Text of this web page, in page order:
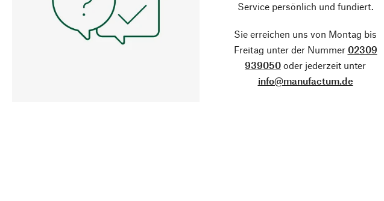
Service persönlich und fundiert.
Sie erreichen uns von Montag bis
Freitag unter der Nummer 02309
939050 oder jederzeit unter
info@manufactum.de